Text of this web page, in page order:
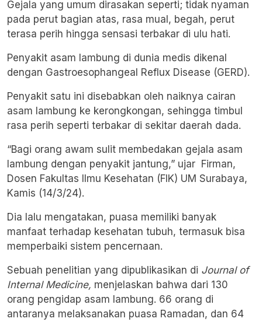
Gejala yang umum dirasakan seperti; tidak nyaman
pada perut bagian atas, rasa mual, begah, perut
terasa perih hingga sensasi terbakar di ulu hati.
Penyakit asam lambung di dunia medis dikenal
dengan Gastroesophangeal Reflux Disease (GERD).
Penyakit satu ini disebabkan oleh naiknya cairan
asam lambung ke kerongkongan, sehingga timbul
rasa perih seperti terbakar di sekitar daerah dada.
“Bagi orang awam sulit membedakan gejala asam
lambung dengan penyakit jantung,” ujar Firman,
Dosen Fakultas Ilmu Kesehatan (FIK) UM Surabaya,
Kamis (14/3/24).
Dia lalu mengatakan, puasa memiliki banyak
manfaat terhadap kesehatan tubuh, termasuk bisa
memperbaiki sistem pencernaan.
Sebuah penelitian yang dipublikasikan di Journal of
Internal Medicine, menjelaskan bahwa dari 130
orang pengidap asam lambung. 66 orang di
antaranya melaksanakan puasa Ramadan, dan 64